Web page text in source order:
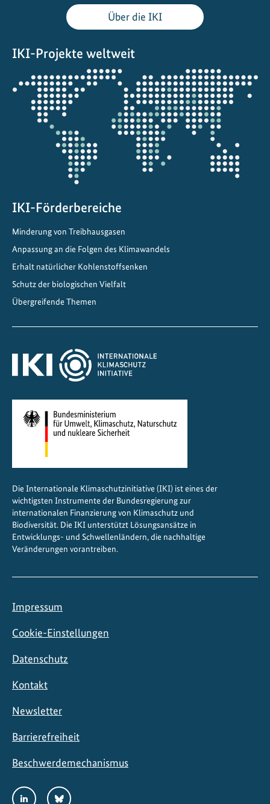
t
s
j
e
k
t
e
i
a
Über die IKI
IKI-Projekte weltweit
Öffnet
die
Projektkarte
IKI-Förderbereiche
Minderung von Treibhausgasen
Anpassung an die Folgen des Klimawandels
Erhalt natürlicher Kohlenstoffsenken
Schutz der biologischen Vielfalt
Übergreifende Themen
Die Internationale Klimaschutzinitiative (IKI) ist eines der
wichtigsten Instrumente der Bundesregierung zur
internationalen Finanzierung von Klimaschutz und
Biodiversität. Die IKI unterstützt Lösungsansätze in
Entwicklungs- und Schwellenländern, die nachhaltige
Veränderungen vorantreiben.
Impressum
Cookie-Einstellungen
Datenschutz
Kontakt
Newsletter
Barrierefreiheit
Beschwerdemechanismus
Social
LinkedInBluesky